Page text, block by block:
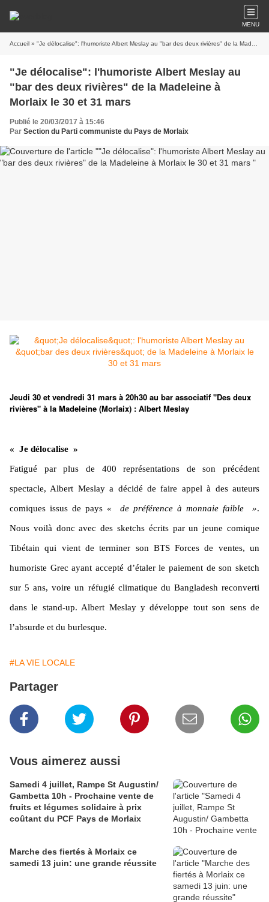
MENU
Accueil » "Je délocalise": l'humoriste Albert Meslay au "bar des deux rivières" de la Madeleine à Morlaix le 30 et 31 mars
"Je délocalise": l'humoriste Albert Meslay au
"bar des deux rivières" de la Madeleine à
Morlaix le 30 et 31 mars
Publié le 20/03/2017 à 15:46
Par Section du Parti communiste du Pays de Morlaix
Jeudi 30 et vendredi 31 mars à 20h30 au bar associatif "Des deux
rivières" à la Madeleine (Morlaix) : Albert Meslay
« Je délocalise »
Fatigué par plus de 400 représentations de son précédent
spectacle, Albert Meslay a décidé de faire appel à des auteurs
comiques issus de pays « de préférence à monnaie faible ».
Nous voilà donc avec des sketchs écrits par un jeune comique
Tibétain qui vient de terminer son BTS Forces de ventes, un
humoriste Grec ayant accepté d’étaler le paiement de son sketch
sur 5 ans, voire un réfugié climatique du Bangladesh reconverti
dans le stand-up. Albert Meslay y développe tout son sens de
l’absurde et du burlesque.
#LA VIE LOCALE
Partager
Vous aimerez aussi
Samedi 4 juillet, Rampe St Augustin/
Gambetta 10h - Prochaine vente de
fruits et légumes solidaire à prix
coûtant du PCF Pays de Morlaix
Marche des fiertés à Morlaix ce
samedi 13 juin: une grande réussite